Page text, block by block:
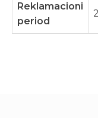
Reklamacioni
period